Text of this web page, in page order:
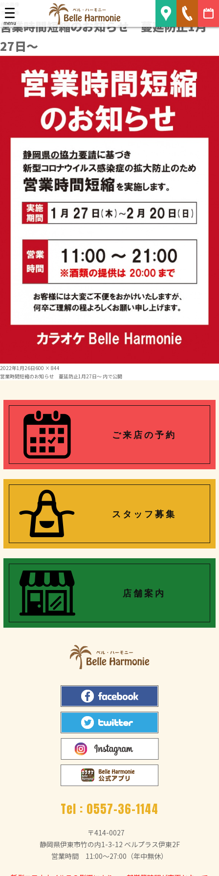
menu
次の画像
営業時間短縮のお知らせ 蔓延防止1月
27日～
投
稿
2022年1月26日フ
ル
ズ
600 × 844
投
ナ
シ
ョ
営業時間短縮のお知らせ 蔓延防止1月27日～ 内で公開
ご 来 店 の 予 約
ス タ ッ フ 募 集
店 舗 案 内
Tel : 0557-36-1144
〒414-0027
静岡県伊東市竹の内1-3-12 ベルプラス伊東2F
営業時間 11:00～27:00（年中無休）